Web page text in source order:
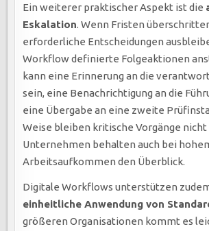
Ein weiterer praktischer Aspekt ist die
Eskalation. Wenn Fristen
erforderliche Entscheidungen
Workflow definierte Folgeaktionen
kann eine Erinnerung an die
sein, eine Benachrichtigung an die
eine Übergabe an eine zweite
Weise bleiben kritische Vorgänge nicht
Unternehmen behalten auch bei
Arbeitsaufkommen den Überblick.
Digitale Workflows unterstützen
einheitliche Anwendung von
größeren Organisationen kommt es